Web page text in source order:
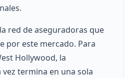
red de aseguradoras que
por este mercado. Para
Hollywood, la
termina en una sola